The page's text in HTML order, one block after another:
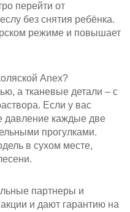
перейти от
без снятия ребёнка.
режиме и повышает
Anex?
а тканевые детали – с
Если у вас
давление каждые две
прогулками.
в сухом месте,
партнеры и
и дают гарантию на